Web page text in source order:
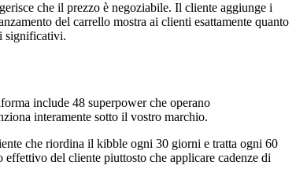
che il prezzo è negoziabile. Il cliente aggiunge i
del carrello mostra ai clienti esattamente quanto
significativi.
include 48 superpower che operano
interamente sotto il vostro marchio.
che riordina il kibble ogni 30 giorni e tratta ogni 60
del cliente piuttosto che applicare cadenze di